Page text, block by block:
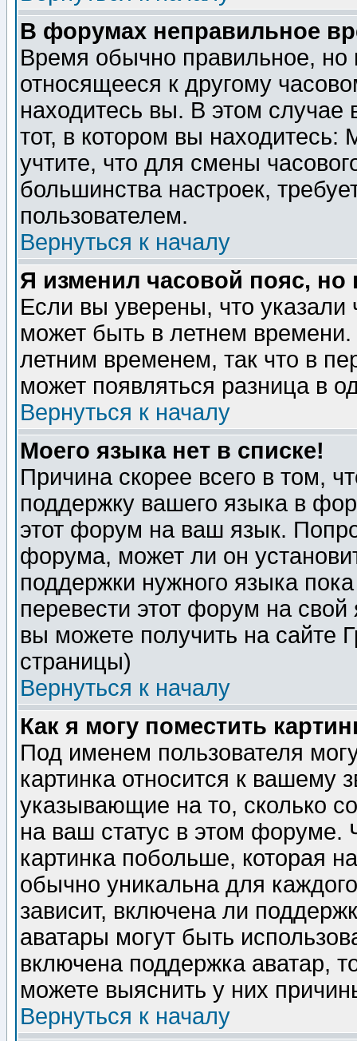
В форумах неправильное
Время обычно правильное,
относящееся к другому
находитесь вы. В этом
тот, в котором вы
учтите, что для смены
большинства настроек,
пользователем.
Вернуться к началу
Я изменил часовой пояс,
Если вы уверены, что указали
может быть в летнем
летним временем, так что в
может появляться разница в
Вернуться к началу
Моего языка нет в списке!
Причина скорее всего в том,
поддержку вашего языка в
этот форум на ваш язык.
форума, может ли он
поддержки нужного языка
перевести этот форум на
вы можете получить на сайте
страницы)
Вернуться к началу
Как я могу поместить
Под именем пользователя
картинка относится к вашему
указывающие на то, сколько
на ваш статус в этом форуме.
картинка побольше, которая
обычно уникальна для
зависит, включена ли
аватары могут быть
включена поддержка аватар,
можете выяснить у них
Вернуться к началу